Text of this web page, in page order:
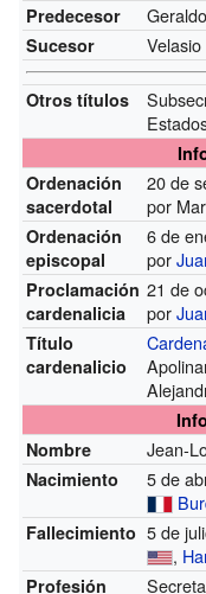
Predecesor
Sucesor
Otros títulos
Ordenación
sacerdotal
20 de
por
Ordenación
episcopal
6 de
por
Proclamación
cardenalicia
21 de
por
Título
cardenalicio
Nombre
Jean-
Nacimiento
5 de
Fallecimiento 5 de
,
Profesión